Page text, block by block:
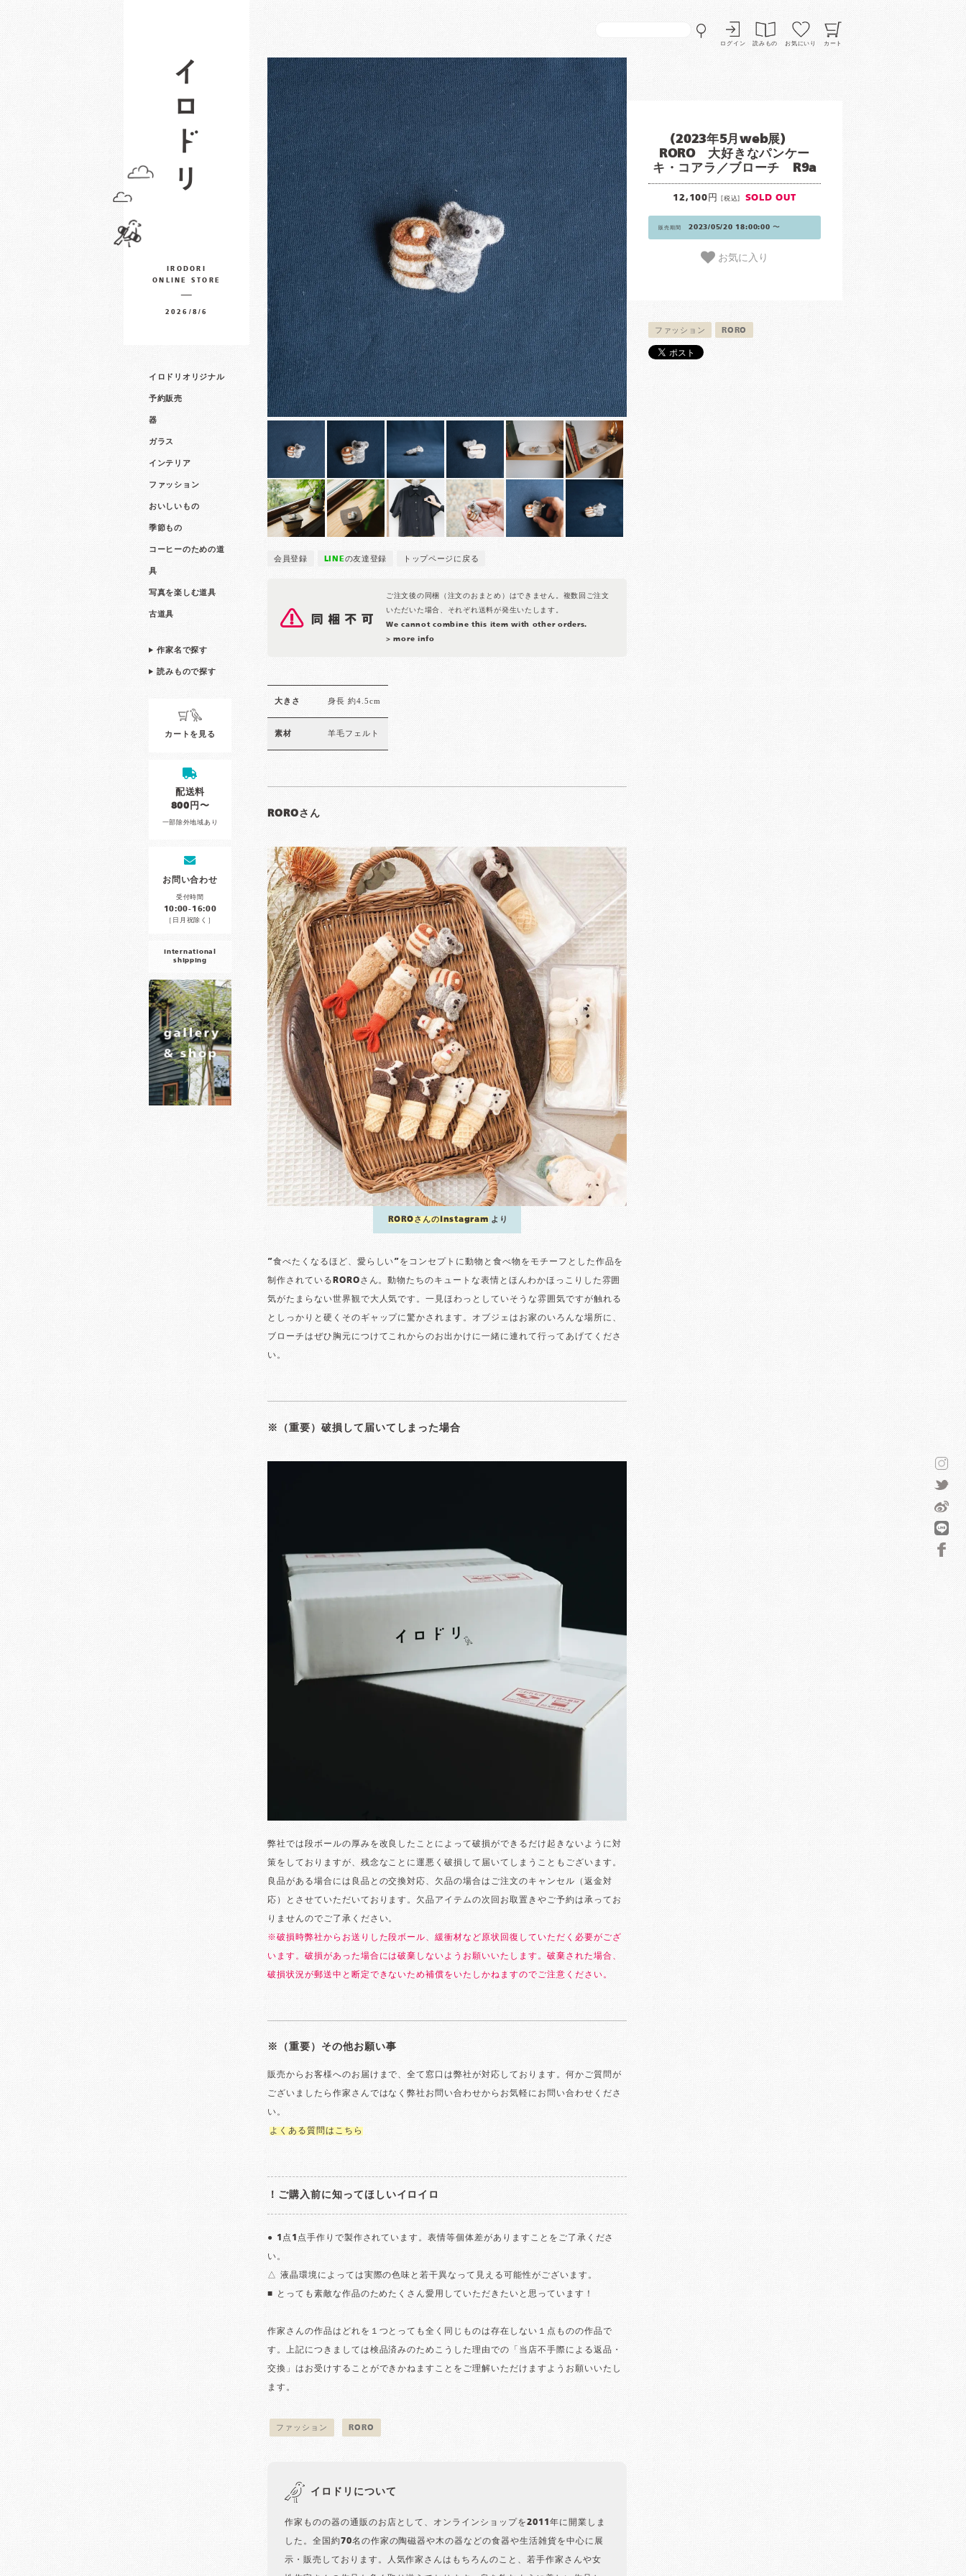
ログイン 読みもの お気にいり カート
IRODORI
ONLINE STORE
2026/8/6
イロドリオリジナル
予約販売
器
ガラス
インテリア
ファッション
おいしいもの
季節もの
コーヒーのための道
具
写真を楽しむ道具
古道具
作家名で探す
読みもので探す
カートを見る
配送料
800円〜
一部除外地域あり
お問い合わせ
受付時間
10:00-16:00
［日月祝除く］
international
shipping
会員登録 LINEの友達登録 トップページに戻る
ご注文後の同梱（注文のおまとめ）はできません。複数回ご注文
いただいた場合、それぞれ送料が発生いたします。
We cannot combine this item with other orders.
> more info
(2023年5月web展)
RORO 大好きなパンケー
キ・コアラ／ブローチ R9a
12,100円[税込] SOLD OUT
販売期間 2023/05/20 18:00:00 〜
お気に入り
ファッション RORO
大きさ 身長 約4.5cm
素材 羊毛フェルト
ROROさん
ROROさんのInstagram より
”食べたくなるほど、愛らしい”をコンセプトに動物と食べ物をモチーフとした作品を
制作されているROROさん。動物たちのキュートな表情とほんわかほっこりした雰囲
気がたまらない世界観で大人気です。一見ほわっとしていそうな雰囲気ですが触れる
としっかりと硬くそのギャップに驚かされます。オブジェはお家のいろんな場所に、
ブローチはぜひ胸元につけてこれからのお出かけに一緒に連れて行ってあげてくださ
い。
※（重要）破損して届いてしまった場合
弊社では段ボールの厚みを改良したことによって破損ができるだけ起きないように対
策をしておりますが、残念なことに運悪く破損して届いてしまうこともございます。
良品がある場合には良品との交換対応、欠品の場合はご注文のキャンセル（返金対
応）とさせていただいております。欠品アイテムの次回お取置きやご予約は承ってお
りませんのでご了承ください。
※破損時弊社からお送りした段ボール、緩衝材など原状回復していただく必要がござ
います。破損があった場合には破棄しないようお願いいたします。破棄された場合、
破損状況が郵送中と断定できないため補償をいたしかねますのでご注意ください。
※（重要）その他お願い事
販売からお客様へのお届けまで、全て窓口は弊社が対応しております。何かご質問が
ございましたら作家さんではなく弊社お問い合わせからお気軽にお問い合わせくださ
い。
よくある質問はこちら
！ご購入前に知ってほしいイロイロ
● 1点1点手作りで製作されています。表情等個体差がありますことをご了承くださ
い。
△ 液晶環境によっては実際の色味と若干異なって見える可能性がございます。
■ とっても素敵な作品のためたくさん愛用していただきたいと思っています！
作家さんの作品はどれを１つとっても全く同じものは存在しない１点ものの作品で
す。上記につきましては検品済みのためこうした理由での「当店不手際による返品・
交換」はお受けすることができかねますことをご理解いただけますようお願いいたし
ます。
ファッション RORO
イロドリについて
作家ものの器の通販のお店として、オンラインショップを2011年に開業しま
した。全国約70名の作家の陶磁器や木の器などの食器や生活雑貨を中心に展
示・販売しております。人気作家さんはもちろんのこと、若手作家さんや女